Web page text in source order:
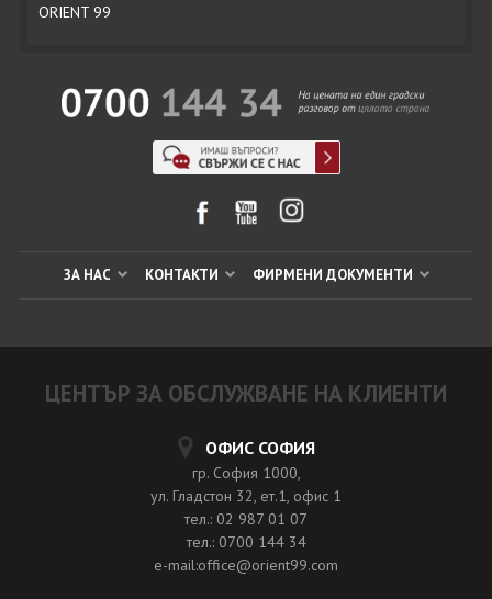
ORIENT 99
ЗА НАС КОНТАКТИ ФИРМЕНИ ДОКУМЕНТИ
ЦЕНТЪР ЗА ОБСЛУЖВАНЕ НА КЛИЕНТИ
ОФИС СОФИЯ
гр. София 1000,
ул. Гладстон 32, ет.1, офис 1
тел.: 02 987 01 07
тел.: 0700 144 34
e-mail:office@orient99.com